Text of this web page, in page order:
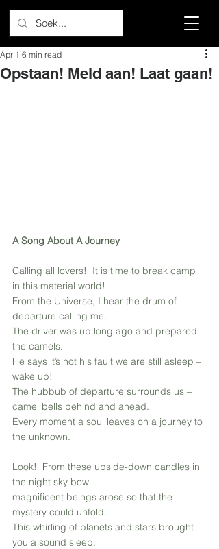
Opstaan! Meld aan! Laat gaan!
Apr 1 6 min read
A Song About A Journey
Calling all lovers!  It is time to break camp
in this material world!
From the Universe, I hear the drum of
departure calling me.
The driver was up long ago and prepared
the camels.
He says it’s not his fault we are still asleep –
wake up!
The hubbub of departure surrounds us –
camel bells behind and ahead.
Every moment a soul leaves on a journey to
the unknown.
Look!  From these upside-down candles in
the night sky bowl
magnificent beings arose so that the
mystery could unfold.
This whirling of planets and stars brought
you a sound sleep.